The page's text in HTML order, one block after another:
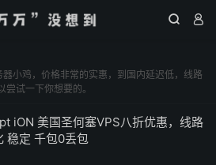
 
小鸡，价格非常的实惠，到国内延迟低，线路
试一下你想要的。
iON 美国圣何塞VPS八折优惠，线路
稳定 千包0丢包